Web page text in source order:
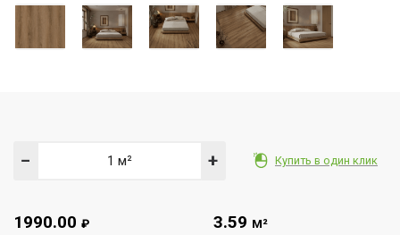
Купить в один клик
− +
1990.00 ₽ 3.59 М²